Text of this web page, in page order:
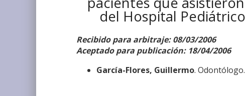
del Hospital
Recibido para arbitraje: 08/03/2006
Aceptado para publicación: 18/04/2006
García-Flores, Guillermo.